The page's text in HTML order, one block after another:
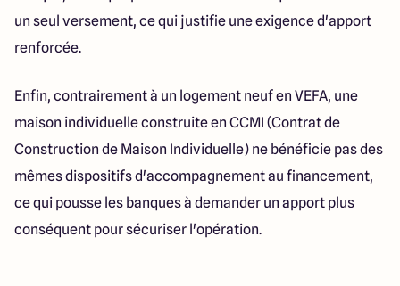
un seul versement, ce qui justifie une exigence d'apport
renforcée.
Enfin, contrairement à un logement neuf en VEFA, une
maison individuelle construite en CCMI (Contrat de
Construction de Maison Individuelle) ne bénéficie pas des
mêmes dispositifs d'accompagnement au financement,
ce qui pousse les banques à demander un apport plus
conséquent pour sécuriser l'opération.